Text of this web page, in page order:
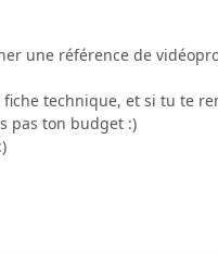
une référence de
fiche technique, et si tu te
pas ton budget :)